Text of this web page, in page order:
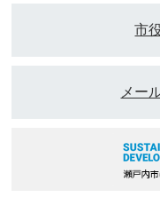
市
メー